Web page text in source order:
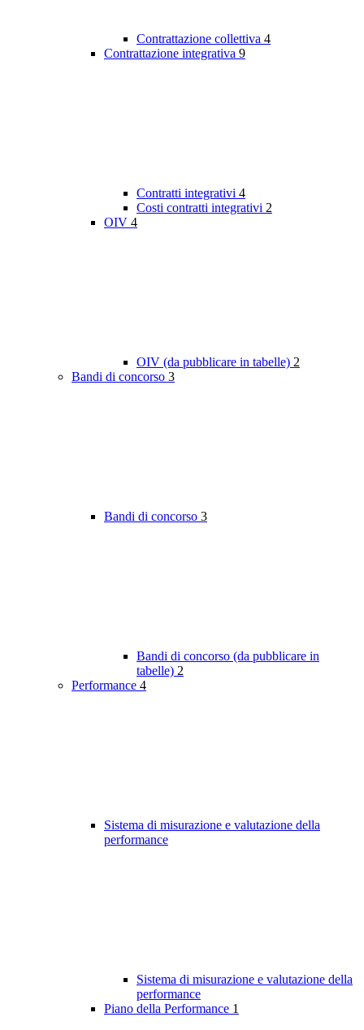
Contrattazione collettiva 4
Contrattazione integrativa 9
Contratti integrativi 4
Costi contratti integrativi 2
OIV 4
OIV (da pubblicare in tabelle) 2
Bandi di concorso 3
Bandi di concorso 3
Bandi di concorso (da pubblicare in
tabelle) 2
Performance 4
Sistema di misurazione e valutazione della
performance
Sistema di misurazione e valutazione della
performance
Piano della Performance 1